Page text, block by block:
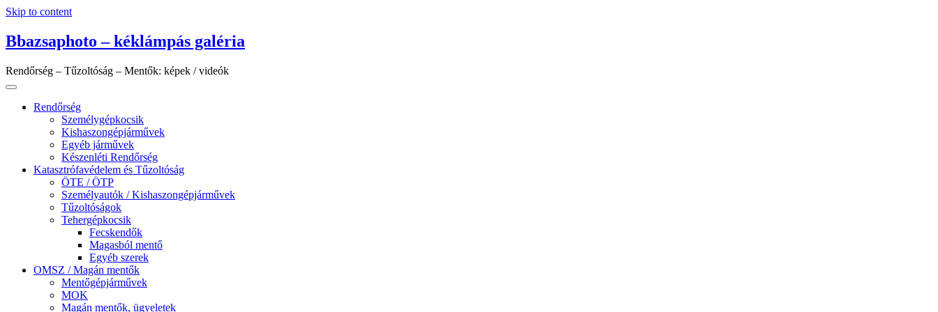
Skip to content
Bbazsaphoto – kéklámpás galéria
Rendőrség – Tűzoltóság – Mentők: képek / videók
Rendőrség
Személygépkocsik
Kishaszongépjárművek
Egyéb járművek
Készenléti Rendőrség
Katasztrófavédelem és Tűzoltóság
ÖTE / ÖTP
Személyautók / Kishaszongépjárművek
Tűzoltóságok
Tehergépkocsik
Fecskendők
Magasból mentő
Egyéb szerek
OMSZ / Magán mentők
Mentőgépjárművek
MOK
Magán mentők, ügyeletek